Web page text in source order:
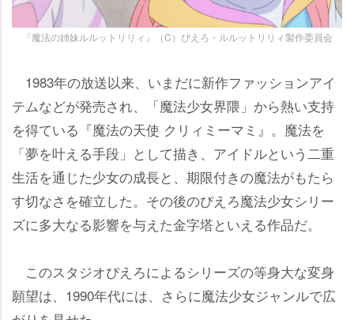
『魔法の姉妹ルルットリリィ』（C）ぴえろ・ルルットリリィ製作委員会
1983年の放送以来、いまだに新作ファッションアイ
テムなどが発売され、「魔法少女界隈」から熱い支持
を得ている『魔法の天使 クリィミーマミ』。魔法を
「夢を叶える手段」として描き、アイドルという二重
生活を通じた少女の成長と、期限付きの魔法がもたら
す切なさを確立した。その後のぴえろ魔法少女シリー
ズに多大なる影響を与えた金字塔といえる作品だ。
このスタジオぴえろによるシリーズの等身大な変身
願望は、1990年代には、さらに魔法少女ジャンルで広